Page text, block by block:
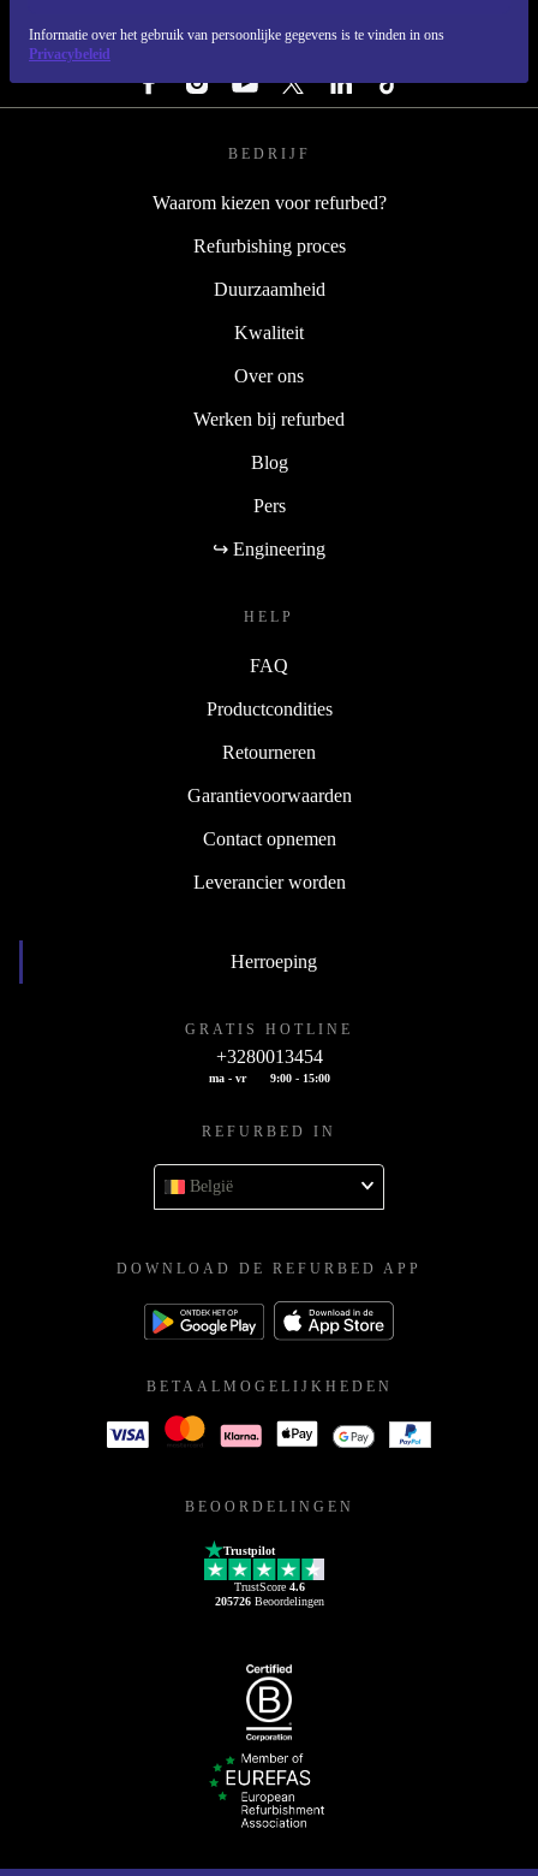
Informatie over het gebruik van persoonlijke gegevens is te vinden in ons
Privacybeleid
VOLG ONS
BEDRIJF
Waarom kiezen voor refurbed?
Refurbishing proces
Duurzaamheid
Kwaliteit
Over ons
Werken bij refurbed
Blog
Pers
↪ Engineering
HELP
FAQ
Productcondities
Retourneren
Garantievoorwaarden
Contact opnemen
Leverancier worden
Herroeping
GRATIS HOTLINE
+3280013454
ma - vr 9:00 - 15:00
REFURBED IN
België
DOWNLOAD DE REFURBED APP
BETAALMOGELIJKHEDEN
BEOORDELINGEN
Trustpilot
TrustScore 4.6
205726Beoordelingen